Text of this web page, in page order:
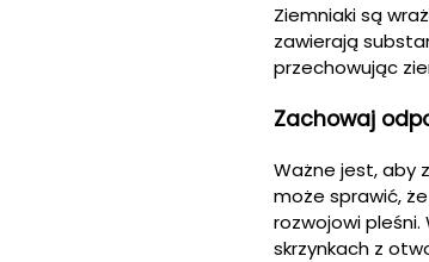
Ziemniaki są
zawierają
przechowując
Zachowaj
Ważne jest, aby
może sprawić,
rozwojowi
skrzynkach z